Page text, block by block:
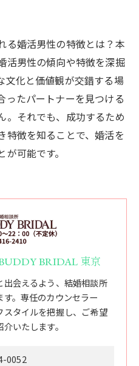
る婚活男性の特徴とは？本
活男性の傾向や特徴を深掘
文化と価値観が交錯する場
ったパートナーを見つける
。それでも、成功するため
特徴を知ることで、婚活を
可能です。
BRIDAL 東京
会えるよう、結婚相談所
。専任のカウンセラー
タイルを把握し、ご希望
いたします。
0052